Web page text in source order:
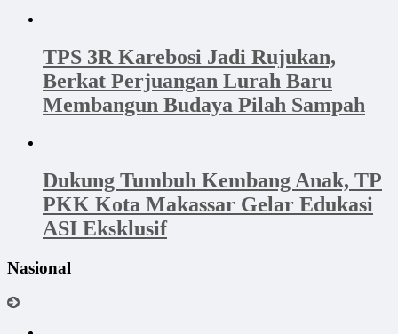
TPS 3R Karebosi Jadi Rujukan,
Berkat Perjuangan Lurah Baru
Membangun Budaya Pilah Sampah
Dukung Tumbuh Kembang Anak, TP
PKK Kota Makassar Gelar Edukasi
ASI Eksklusif
Nasional